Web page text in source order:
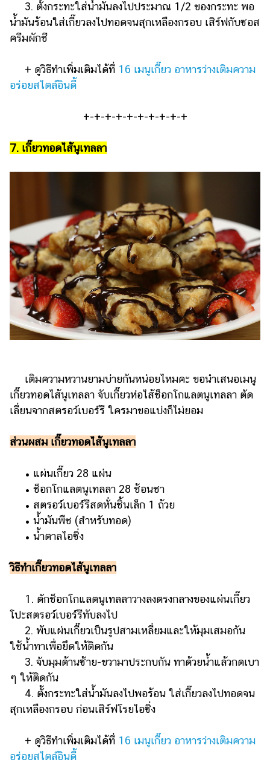
3. ตั้งกระทะใส่น้ำมันลงไปประมาณ 1/2 ของกระทะ พอ
น้ำมันร้อนใส่เกี๊ยวลงไปทอดจนสุกเหลืองกรอบ เสิร์ฟกับซอส
ครีมผักชี
+ ดูวิธีทำเพิ่มเติมได้ที่ 16 เมนูเกี๊ยว อาหารว่างเติมความ
อร่อยสไตล์อินดี้
+-+-+-+-+-+-+-+-+-+
7. เกี๊ยวทอดไส้นูเทลลา
เติมความหวานยามบ่ายกันหน่อยไหมคะ ขอนำเสนอเมนู
เกี๊ยวทอดไส้นูเทลลา จับเกี๊ยวห่อไส้ช็อกโกแลตนูเทลลา ตัด
เลี่ยนจากสตรอว์เบอร์รี ใครมาขอแบ่งก็ไม่ยอม
ส่วนผสม เกี๊ยวทอดไส้นูเทลลา
• แผ่นเกี๊ยว 28 แผ่น
• ช็อกโกแลตนูเทลลา 28 ช้อนชา
• สตรอว์เบอร์รีสดหั่นชิ้นเล็ก 1 ถ้วย
• น้ำมันพืช (สำหรับทอด)
• น้ำตาลไอซิ่ง
วิธีทำเกี๊ยวทอดไส้นูเทลลา
1. ตักช็อกโกแลตนูเทลลาวางลงตรงกลางของแผ่นเกี๊ยว
โปะสตรอว์เบอร์รีทับลงไป
2. พับแผ่นเกี๊ยวเป็นรูปสามเหลี่ยมและให้มุมเสมอกัน
ใช้น้ำทาเพื่อยึดให้ติดกัน
3. จับมุมด้านซ้าย-ขวามาประกบกัน ทาด้วยน้ำแล้วกดเบา
ๆ ให้ติดกัน
4. ตั้งกระทะใส่น้ำมันลงไปพอร้อน ใส่เกี๊ยวลงไปทอดจน
สุกเหลืองกรอบ ก่อนเสิร์ฟโรยไอซิ่ง
+ ดูวิธีทำเพิ่มเติมได้ที่ 16 เมนูเกี๊ยว อาหารว่างเติมความ
อร่อยสไตล์อินดี้